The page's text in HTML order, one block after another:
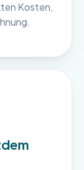
Kosten,